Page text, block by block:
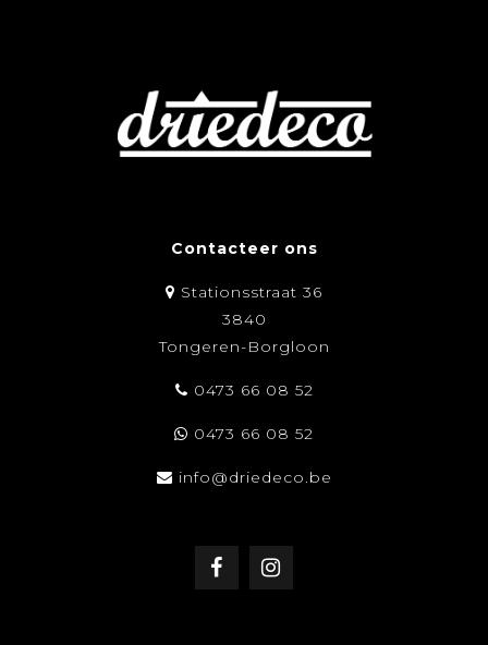
Contacteer ons
Stationsstraat 36
3840
Tongeren-Borgloon
0473 66 08 52
0473 66 08 52
info@driedeco.be